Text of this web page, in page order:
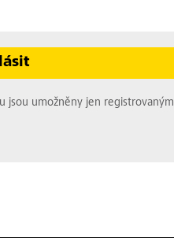
jsou umožněny jen registrovaným